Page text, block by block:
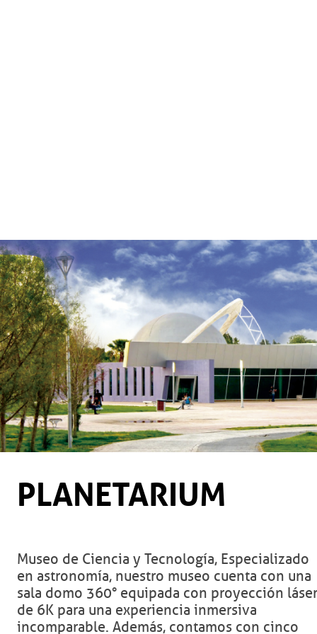
PLANETARIUM
Museo de Ciencia y Tecnología, Especializado
en astronomía, nuestro museo cuenta con una
sala domo 360° equipada con proyección láser
de 6K para una experiencia inmersiva
incomparable. Además, contamos con cinco